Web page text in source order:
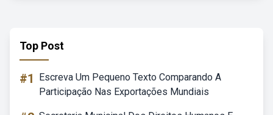
Top Post
#1
Escreva Um Pequeno Texto Comparando A
Participação Nas Exportações Mundiais